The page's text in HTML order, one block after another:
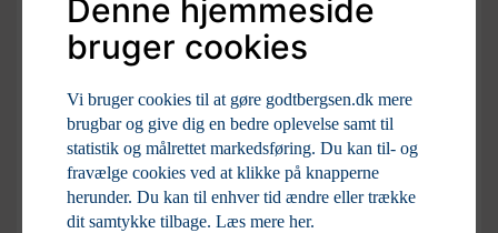
Denne hjemmeside
bruger cookies
Vi bruger cookies til at gøre godtbergsen.dk mere
brugbar og give dig en bedre oplevelse samt til
statistik og målrettet markedsføring. Du kan til- og
fravælge cookies ved at klikke på knapperne
herunder. Du kan til enhver tid ændre eller trække
dit samtykke tilbage. Læs mere her.